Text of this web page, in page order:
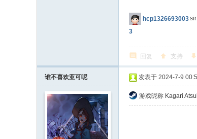
hcp1326693003
3
回复 支持
谁不喜欢亚可呢 发表于 2024-7-9
游戏昵称 Kagari